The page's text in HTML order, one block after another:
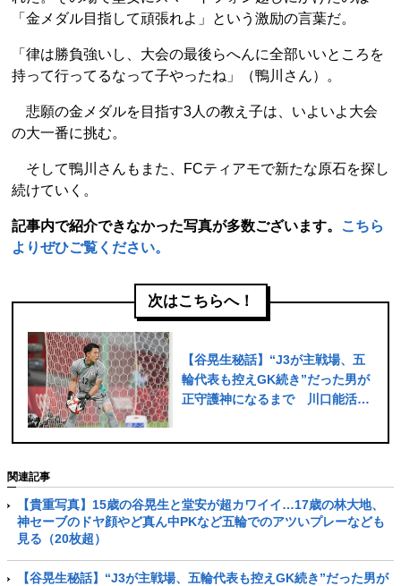
「金メダル目指して頑張れよ」という激励の言葉だ。
「律は勝負強いし、大会の最後らへんに全部いいところを
持って行ってるなって子やったね」（鴨川さん）。
悲願の金メダルを目指す3人の教え子は、いよいよ大会
の大一番に挑む。
そして鴨川さんもまた、FCティアモで新たな原石を探し
続けていく。
記事内で紹介できなかった写真が多数ございます。
こちら
よりぜひご覧ください。
次はこちらへ！
【谷晃生秘話】“J3が主戦場、五
輪代表も控えGK続き”だった男が
正守護神になるまで 川口能活コ
関連記事
【貴重写真】15歳の谷晃生と堂安が超カワイイ…17歳の林大地、
神セーブのドヤ顔やど真ん中PKなど五輪でのアツいプレーなども
見る（20枚超）
【谷晃生秘話】“J3が主戦場、五輪代表も控えGK続き”だった男が